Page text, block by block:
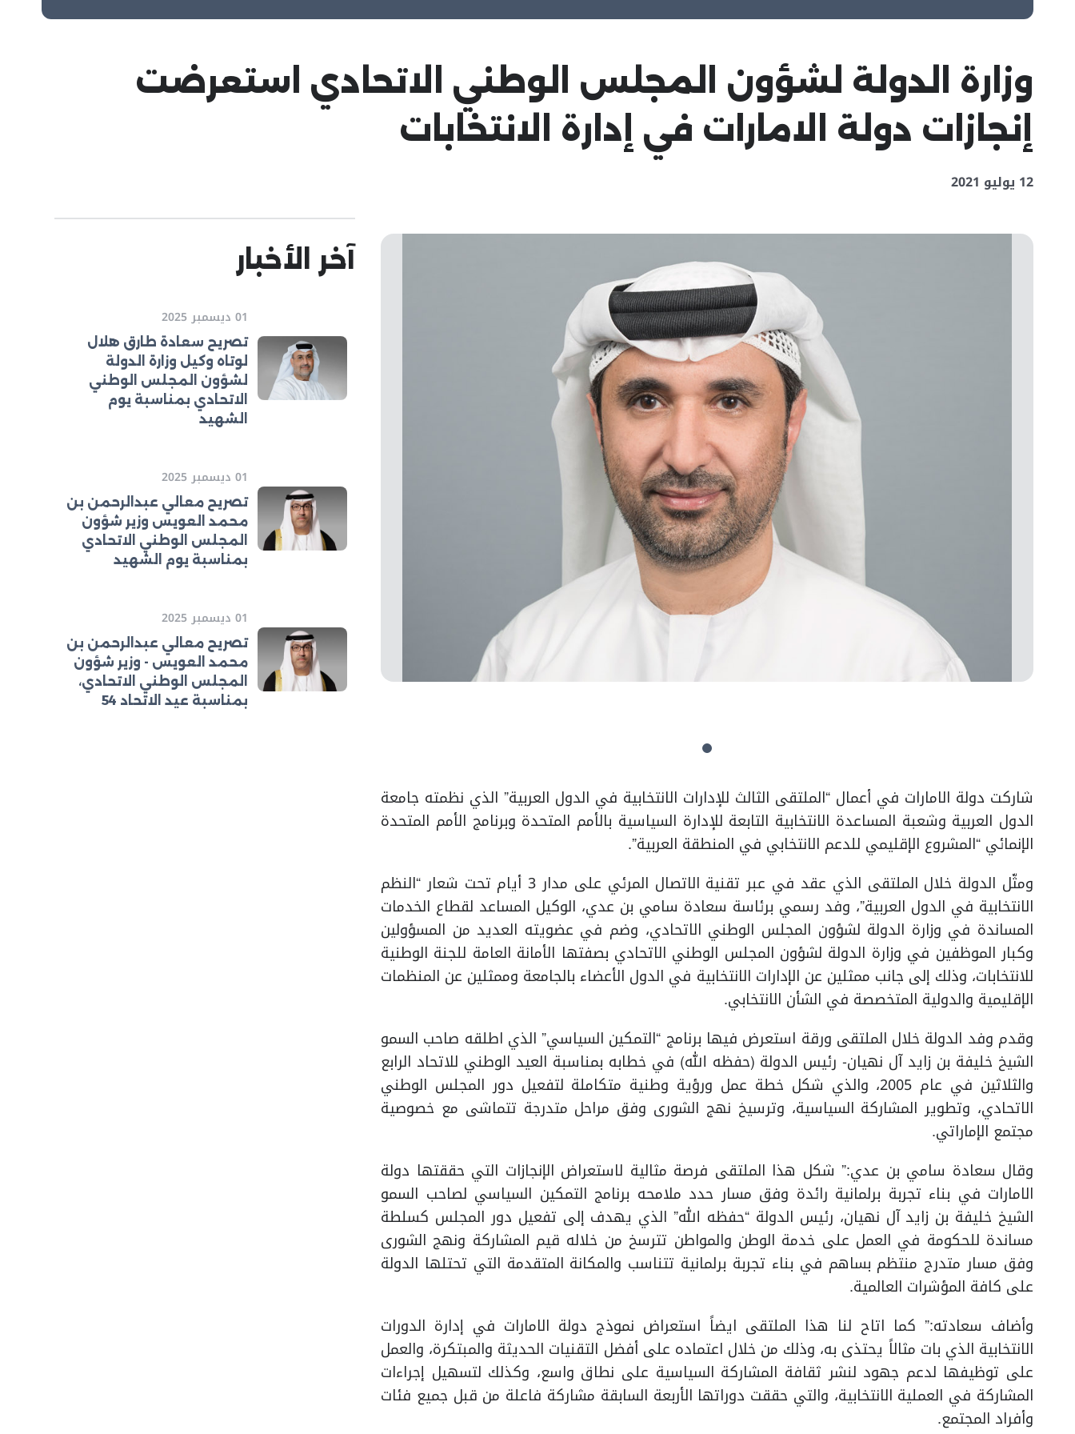
وزارة الدولة لشؤون المجلس الوطني الاتحادي استعرضت
إنجازات دولة الامارات في إدارة الانتخابات
12 يوليو 2021
شاركت دولة الامارات في أعمال “الملتقى الثالث للإدارات الانتخابية في الدول العربية” الذي نظمته جامعة
الدول العربية وشعبة المساعدة الانتخابية التابعة للإدارة السياسية بالأمم المتحدة وبرنامج الأمم المتحدة
الإنمائي “المشروع الإقليمي للدعم الانتخابي في المنطقة العربية”.
ومثّل الدولة خلال الملتقى الذي عقد في عبر تقنية الاتصال المرئي على مدار 3 أيام تحت شعار “النظم
الانتخابية في الدول العربية”، وفد رسمي برئاسة سعادة سامي بن عدي، الوكيل المساعد لقطاع الخدمات
المساندة في وزارة الدولة لشؤون المجلس الوطني الاتحادي، وضم في عضويته العديد من المسؤولين
وكبار الموظفين في وزارة الدولة لشؤون المجلس الوطني الاتحادي بصفتها الأمانة العامة للجنة الوطنية
للانتخابات، وذلك إلى جانب ممثلين عن الإدارات الانتخابية في الدول الأعضاء بالجامعة وممثلين عن المنظمات
الإقليمية والدولية المتخصصة في الشأن الانتخابي.
وقدم وفد الدولة خلال الملتقى ورقة استعرض فيها برنامج “التمكين السياسي” الذي اطلقه صاحب السمو
الشيخ خليفة بن زايد آل نهيان- رئيس الدولة (حفظه الله) في خطابه بمناسبة العيد الوطني للاتحاد الرابع
والثلاثين في عام 2005، والذي شكل خطة عمل ورؤية وطنية متكاملة لتفعيل دور المجلس الوطني
الاتحادي، وتطوير المشاركة السياسية، وترسيخ نهج الشورى وفق مراحل متدرجة تتماشى مع خصوصية
مجتمع الإماراتي.
وقال سعادة سامي بن عدي:” شكل هذا الملتقى فرصة مثالية لاستعراض الإنجازات التي حققتها دولة
الامارات في بناء تجربة برلمانية رائدة وفق مسار حدد ملامحه برنامج التمكين السياسي لصاحب السمو
الشيخ خليفة بن زايد آل نهيان، رئيس الدولة “حفظه الله” الذي يهدف إلى تفعيل دور المجلس كسلطة
مساندة للحكومة في العمل على خدمة الوطن والمواطن تترسخ من خلاله قيم المشاركة ونهج الشورى
وفق مسار متدرج منتظم بساهم في بناء تجربة برلمانية تتناسب والمكانة المتقدمة التي تحتلها الدولة
على كافة المؤشرات العالمية.
وأضاف سعادته:” كما اتاح لنا هذا الملتقى ايضاً استعراض نموذج دولة الامارات في إدارة الدورات
الانتخابية الذي بات مثالاً يحتذى به، وذلك من خلال اعتماده على أفضل التقنيات الحديثة والمبتكرة، والعمل
على توظيفها لدعم جهود لنشر ثقافة المشاركة السياسية على نطاق واسع، وكذلك لتسهيل إجراءات
المشاركة في العملية الانتخابية، والتي حققت دوراتها الأربعة السابقة مشاركة فاعلة من قبل جميع فئات
وأفراد المجتمع.
آخر الأخبار
01 ديسمبر 2025
تصريح سعادة طارق هلال
لوتاه وكيل وزارة الدولة
لشؤون المجلس الوطني
الاتحادي بمناسبة يوم
الشهيد
01 ديسمبر 2025
تصريح معالي عبدالرحمن بن
محمد العويس وزير شؤون
المجلس الوطني الاتحادي
بمناسبة يوم الشهيد
01 ديسمبر 2025
تصريح معالي عبدالرحمن بن
محمد العويس - وزير شؤون
المجلس الوطني الاتحادي،
بمناسبة عيد الاتحاد 54